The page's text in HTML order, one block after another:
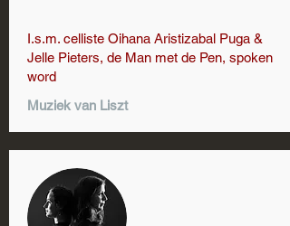
I.s.m. celliste Oihana Aristizabal Puga &
Jelle Pieters, de Man met de Pen, spoken
word
Muziek van Liszt